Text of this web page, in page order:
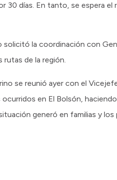
30 días. En tanto, se espera
la coordinación con
rutas de la región.
se reunió ayer con el
en El Bolsón,
generó en familias y